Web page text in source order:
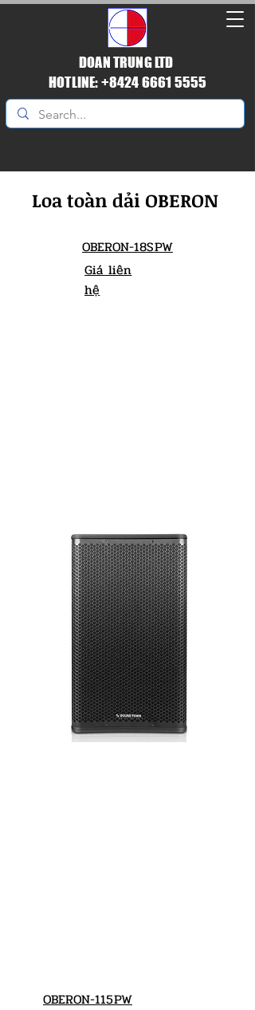
DOAN TRUNG LTD
HOTLINE: +8424 6661 5555
Loa toàn dải OBERON
OBERON-18SPW
Giá liên
hệ
OBERON-115PW